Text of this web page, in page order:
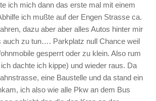
ich mich dann das erste mal mit einem
ich mußte auf der Engen Strasse ca.
dazu aber aber alles Autos hinter mir
auch zu tun…. Parkplatz null Chance weil
gesperrt oder zu klein. Also rum
dachte ich kippe) und wieder raus. Da
eine Baustelle und da stand ein
ich also wie alle Pkw an dem Bus